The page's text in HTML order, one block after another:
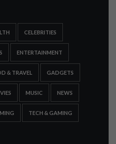
CELEBRITIES
ENTERTAINMENT
& TRAVEL GADGETS
MUSIC NEWS
TECH & GAMING